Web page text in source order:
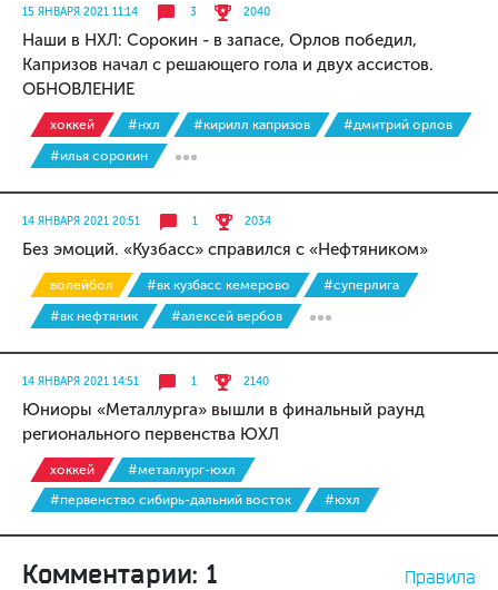
15 ЯНВАРЯ 2021 11:14 3 2040
Наши в НХЛ: Сорокин - в запасе, Орлов победил,
Капризов начал с решающего гола и двух ассистов.
ОБНОВЛЕНИЕ
хоккей #нхл #кирилл капризов
#дмитрий орлов
#илья сорокин
14 ЯНВАРЯ 2021 20:51 1 2034
Без эмоций. «Кузбасс» справился с «Нефтяником»
волейбол #вк кузбасс кемерово
#суперлига
#вк нефтяник
#алексей вербов
14 ЯНВАРЯ 2021 14:51 1 2140
Юниоры «Металлурга» вышли в финальный раунд
регионального первенства ЮХЛ
хоккей
#металлург-юхл
#первенство сибирь-дальний восток
#юхл
Комментарии: 1 Правила